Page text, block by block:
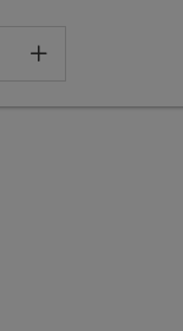
Select